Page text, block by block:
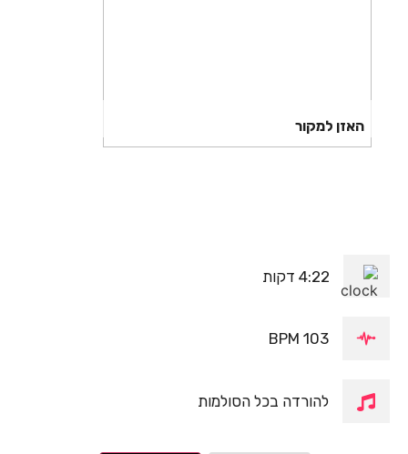
האזן למקור
4:22 דקות
103 BPM
להורדה בכל הסולמות